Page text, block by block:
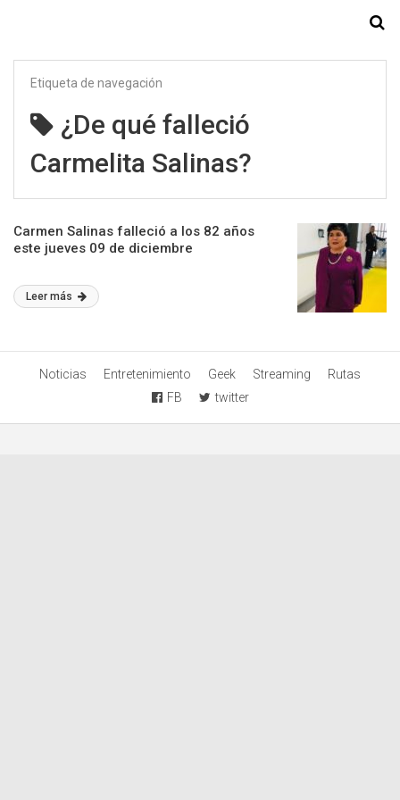
Etiqueta de navegación
¿De qué falleció
Carmelita Salinas?
Carmen Salinas falleció a los 82 años
este jueves 09 de diciembre
Leer más
Noticias Entretenimiento Geek Streaming
Rutas
FB
twitter